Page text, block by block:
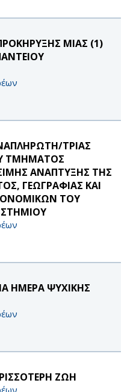
ΜΙΑΣ (1)
ΤΡΙΑΣ
ΤΜΗΜΑΤΟΣ
ΑΝΑΠΤΥΞΗΣ ΤΗΣ
ΓΕΩΓΡΑΦΙΑΣ ΚΑΙ
ΤΟΥ
ΗΜΕΡΑ ΨΥΧΙΚΗΣ
ΖΩΗ